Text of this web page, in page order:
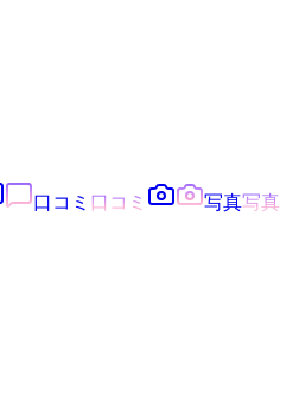
口コミ 口コミ 写真写真